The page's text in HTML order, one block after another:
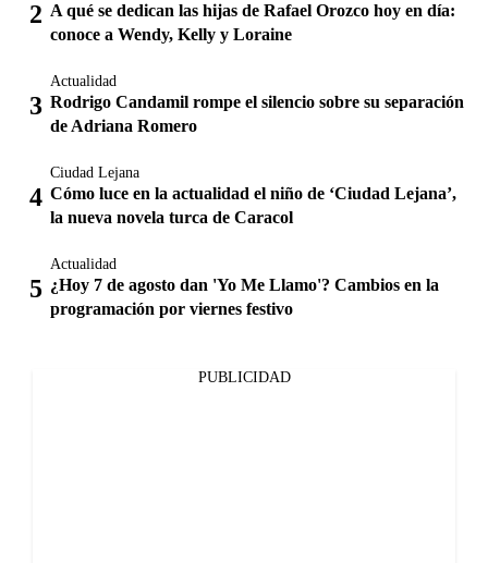
A qué se dedican las hijas de Rafael Orozco hoy en día:
conoce a Wendy, Kelly y Loraine
Actualidad
Rodrigo Candamil rompe el silencio sobre su separación
de Adriana Romero
Ciudad Lejana
Cómo luce en la actualidad el niño de ‘Ciudad Lejana’,
la nueva novela turca de Caracol
Actualidad
¿Hoy 7 de agosto dan 'Yo Me Llamo'? Cambios en la
programación por viernes festivo
PUBLICIDAD